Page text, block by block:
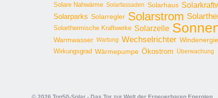
Solare Nahwärme Solarfassaden Solarhaus
Solarparks Solarregler Solarstrom
Solarthermische Kraftwerke Solarzelle
Warmwasser Wartung Wechselrichter Windenergie
Wirkungsgrad Wärmepumpe Ökostrom Überwachung